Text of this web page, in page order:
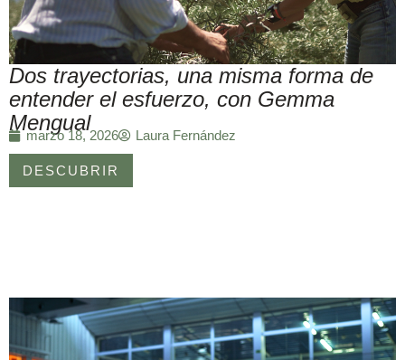
Dos trayectorias, una misma forma de
entender el esfuerzo, con Gemma
Mengual
marzo 18, 2026 Laura Fernández
DESCUBRIR